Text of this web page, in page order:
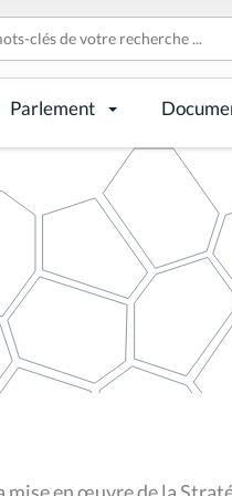
Parlement
mise en œuvre de la